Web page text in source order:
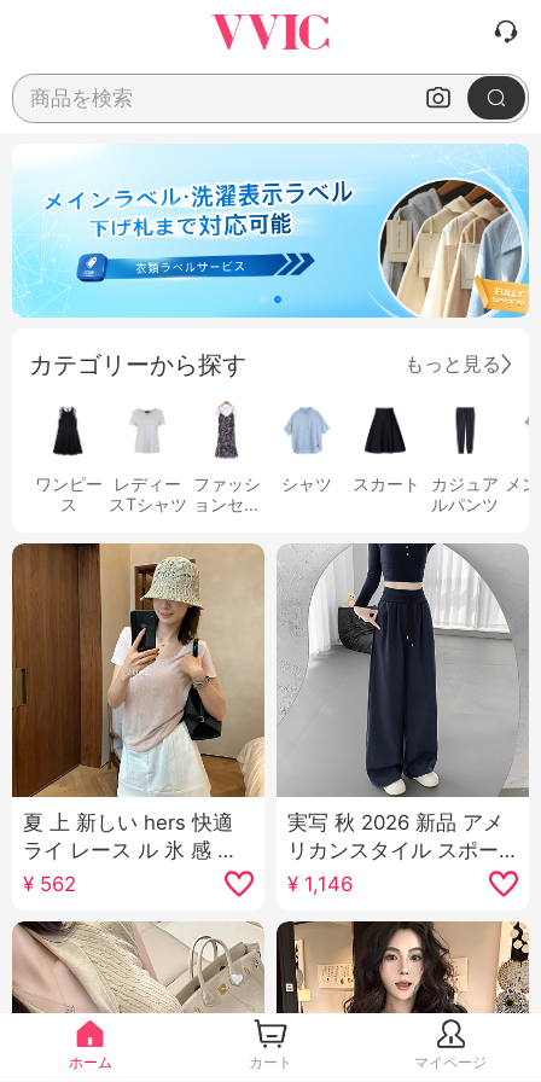
商品を検索
カテゴリーから探す もっと見る
ワンピー
ス
レディー
スTシャツ
ファッシ
ョンセッ
シャツ スカート
カジュア
ルパンツ
メ
夏 上 新しい hers 快適
ライ レース ル 氷 感 マ
スク 無地 半袖 Tシャツ
韓国風 カジュアル スリ
ム効果 質感 トップス
¥ 562
実写 秋 2026 新品 アメ
リカンスタイル スポー
ツパンツ 女性 ローウエ
スト ルーズフィット ル
ーズ ワイド 脚 カジュア
ル ガード ズボン ワイド
パンツ サブ
¥ 1,146
ホーム カート マイページ